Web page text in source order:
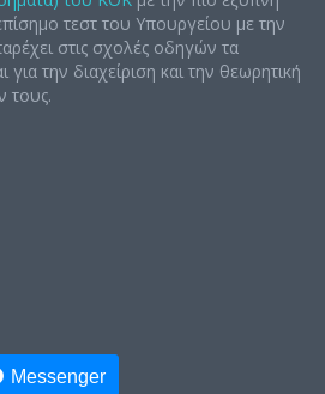
τεστ του Υπουργείου με την
στις σχολές οδηγών τα
για την διαχείριση και την θεωρητική
τους.
Messenger